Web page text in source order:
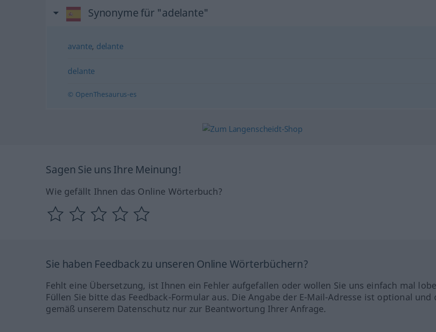
Synonyme für "adelante"
avante, delante
delante
© OpenThesaurus-es
Sagen Sie uns Ihre Meinung!
Wie gefällt Ihnen das Online Wörterbuch?
Sie haben Feedback zu unseren Online Wörterbüchern?
Fehlt eine Übersetzung, ist Ihnen ein Fehler aufgefallen oder wollen Sie uns einfach mal
Füllen Sie bitte das Feedback-Formular aus. Die Angabe der E-Mail-Adresse ist optional und
gemäß unserem Datenschutz nur zur Beantwortung Ihrer Anfrage.